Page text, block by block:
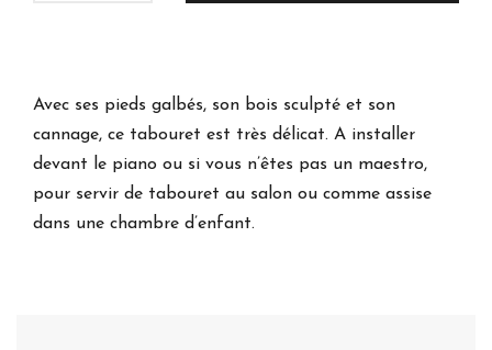
Avec ses pieds galbés, son bois sculpté et son
cannage, ce tabouret est très délicat. A installer
devant le piano ou si vous n’êtes pas un maestro,
pour servir de tabouret au salon ou comme assise
dans une chambre d’enfant.